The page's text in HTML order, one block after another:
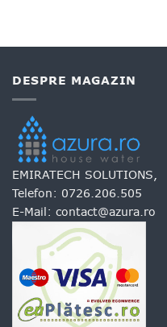
DESPRE MAGAZIN
EMIRATECH SOLUTIONS,
Telefon: 0726.206.505
E-Mail: contact@azura.ro